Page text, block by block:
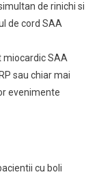
de rinichi si
de cord SAA
miocardic SAA
sau chiar mai
evenimente
cu boli